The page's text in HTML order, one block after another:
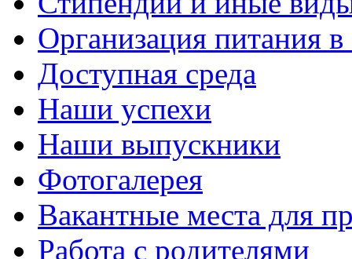
Организация питания в
Доступная среда
Наши успехи
Наши выпускники
Фотогалерея
Вакантные места для
Работа с родителями